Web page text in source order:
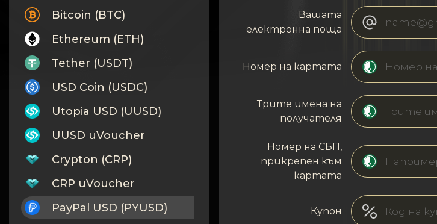
Wiki
FAQ
Репутация
Карта на сайта
Bitcoin (BTC)
Ethereum (ETH)
Tether (USDT)
USD Coin (USDC)
Utopia USD (UUSD)
UUSD uVoucher
Crypton (CRP)
CRP uVoucher
PayPal USD (PYUSD)
Вашата
електронна поща
Номер на картата
Трите имена на
получателя
Номер на СБП,
прикрепен към
картата
Купон